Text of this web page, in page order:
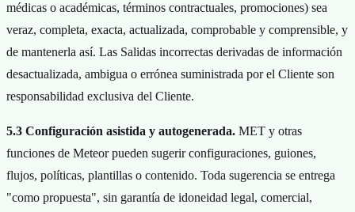
médicas o académicas, términos contractuales, promociones) sea
veraz, completa, exacta, actualizada, comprobable y comprensible, y
de mantenerla así. Las Salidas incorrectas derivadas de información
desactualizada, ambigua o errónea suministrada por el Cliente son
responsabilidad exclusiva del Cliente.
5.3 Configuración asistida y autogenerada. MET y otras
funciones de Meteor pueden sugerir configuraciones, guiones,
flujos, políticas, plantillas o contenido. Toda sugerencia se entrega
"como propuesta", sin garantía de idoneidad legal, comercial,